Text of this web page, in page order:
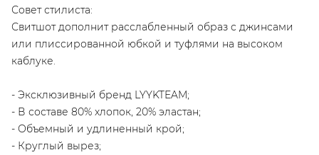
Совет стилиста:
Свитшот дополнит расслабленный образ с джинсами
или плиссированной юбкой и туфлями на высоком
каблуке.
- Эксклюзивный бренд LYYKTEAM;
- В составе 80% хлопок, 20% эластан;
- Объемный и удлиненный крой;
- Круглый вырез;